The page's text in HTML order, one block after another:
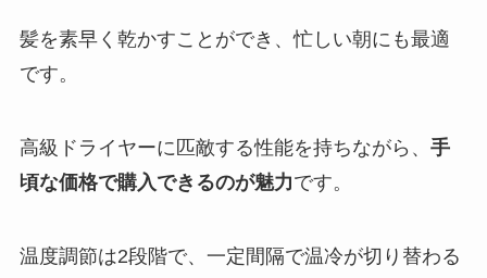
髪を素早く乾かすことができ、忙しい朝にも最適
です。
高級ドライヤーに匹敵する性能を持ちながら、 手
頃な価格で購入できるのが魅力です。
温度調節は2段階で、一定間隔で温冷が切り替わる